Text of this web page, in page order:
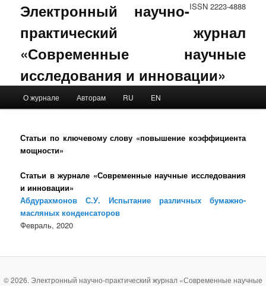
ISSN 2223-4888
Электронный научно-
практический журнал
«Современные научные
исследования и инновации»
Skip to primary content
Skip to secondary content
О журнале Авторам RU EN
Статьи по ключевому слову «повышение коэффициента
мощности»
Статьи в журнале «Современные научные исследования
и инновации»
Абдурахмонов С.У. Испытание различных бумажно-
масляных конденсаторов
Февраль, 2020
© 2026. Электронный научно-практический журнал «Современные научные